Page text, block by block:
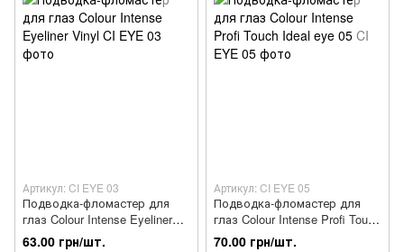
Артикул: CI EYE 03
Подводка-фломастер для
глаз Colour Intense Eyeliner
Vinyl
63.00 грн/шт.
Артикул: CI EYE 05
Подводка-фломастер для
глаз Colour Intense Profi Touch
Ideal eye 05
70.00 грн/шт.